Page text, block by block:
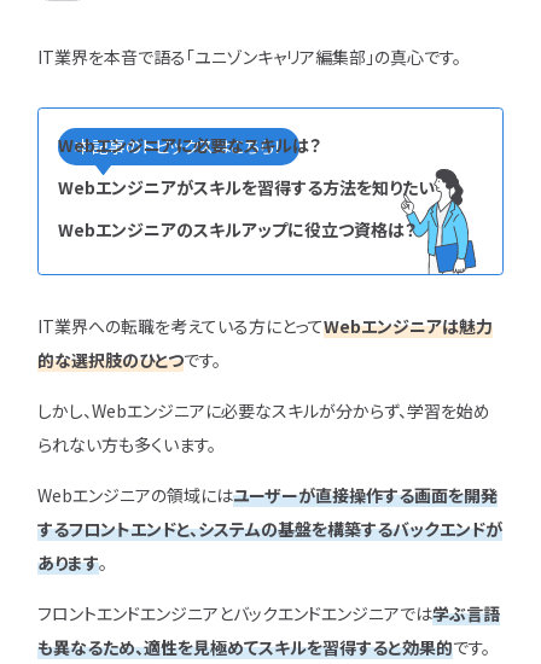
クラウドエンジニア
アプリケーションエンジニア
フロントエンドエンジニア
QAエンジニア
組み込みエンジニア
IT業界
プロジェクト管理
エンジニア資格
民間開発資格
タグから探す
CCNP
CCNA
スキルアップ
プロジェクト
炎上案件
ゆるブラック企業
ホワイト企業
第二新卒
成長
文系 辞めたい
ランキング
適性・向き不向き
将来性・需要
年収・給料
就活・新卒
とは
職種・種類
転職成功
年収アップ
やめとけ
働き方
勉強・学習
書類選考
経験者
面接対策
おすすめ
エンジニアの資格取得は何がいい？
ポートフォリオ・スキルシートは？
面接対策・内定獲得
エンジニアの面接対策どうすれば？
エンジニアの面接で落とされる理由は？
検索結果：864 件
検索
IT業界を本音で語る「ユニゾンキャリア編集部」の真心です。
本記事のトピックスはこちら！
Webエンジニアに必要なスキルは？
Webエンジニアがスキルを習得する方法を知りたい
Webエンジニアのスキルアップに役立つ資格は？
IT業界への転職を考えている方にとってWebエンジニアは魅力
的な選択肢のひとつです。
しかし、Webエンジニアに必要なスキルが分からず、学習を始め
られない方も多くいます。
Webエンジニアの領域にはユーザーが直接操作する画面を開発
するフロントエンドと、システムの基盤を構築するバックエンドが
あります。
フロントエンドエンジニアとバックエンドエンジニアでは学ぶ言語
も異なるため、適性を見極めてスキルを習得すると効果的です。